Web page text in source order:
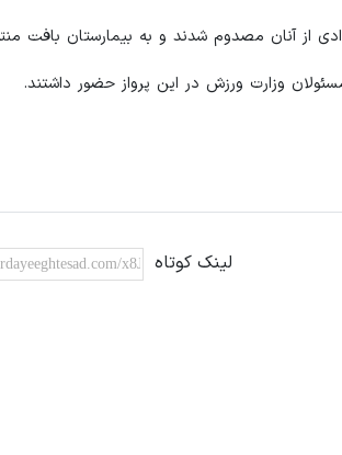
از آنان مصدوم شدند و به بیمارستان بافت
وزارت ورزش در این پرواز حضور داشتند.
لینک کوتاه